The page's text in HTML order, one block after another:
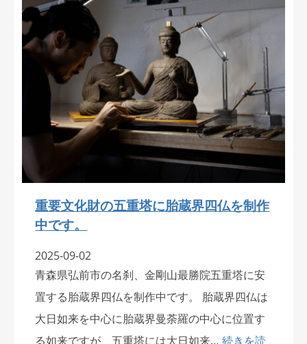
重要文化財の五重塔に胎蔵界四仏を制作
中です。
2025-09-02
青森県弘前市の名刹、金剛山最勝院五重塔に安
置する胎蔵界四仏を制作中です。 胎蔵界四仏は
大日如来を中心に胎蔵界曼荼羅の中心に位置す
る如来ですが、五重塔には大日如来…続きを読